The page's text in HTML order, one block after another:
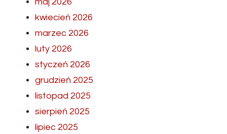
kwiecień 2026
marzec 2026
luty 2026
styczeń 2026
grudzień 2025
listopad 2025
sierpień 2025
lipiec 2025